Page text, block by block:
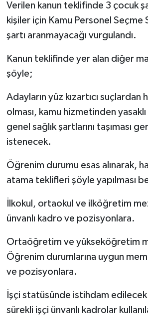
Verilen kanun teklifinde 3 çocuk
kişiler için Kamu Personel Seçme
şartı aranmayacağı vurgulandı.
Kanun teklifinde yer alan diğer
şöyle;
Adayların yüz kızartıcı suçlardan
olması, kamu hizmetinden yasaklı
genel sağlık şartlarını taşıması
istenecek.
Öğrenim durumu esas alınarak,
atama teklifleri şöyle yapılması
İlkokul, ortaokul ve ilköğretim
ünvanlı kadro ve pozisyonlara.
Ortaöğretim ve yükseköğretim
Öğrenim durumlarına uygun
ve pozisyonlara.
İşçi statüsünde istihdam
sürekli işçi ünvanlı kadrolar
YAŞAM
KÜLTÜR SANAT